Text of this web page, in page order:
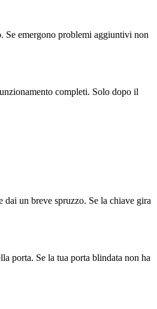
Se emergono problemi aggiuntivi non
completi. Solo dopo il
un breve spruzzo. Se la chiave gira
porta. Se la tua porta blindata non ha